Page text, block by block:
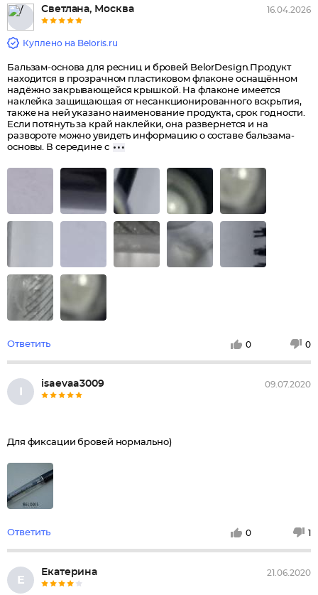
Светлана, Москва 16.04.2026
Куплено на Beloris.ru
Бальзам-основа для ресниц и бровей BelorDesign.Продукт
находится в прозрачном пластиковом флаконе оснащённом
надёжно закрывающейся крышкой. На флаконе имеется
наклейка защищающая от несанкционированного вскрытия,
также на ней указано наименование продукта, срок годности.
Если потянуть за край наклейки, она развернется и на
развороте можно увидеть информацию о составе бальзама-
основы. В середине с
Ответить 0 0
I
isaevaa3009 09.07.2020
Для фиксации бровей нормально)
Ответить 0 1
Е
Екатерина 21.06.2020